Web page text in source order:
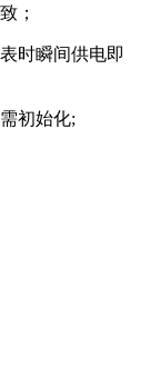
；
时瞬间供电即
初始化;